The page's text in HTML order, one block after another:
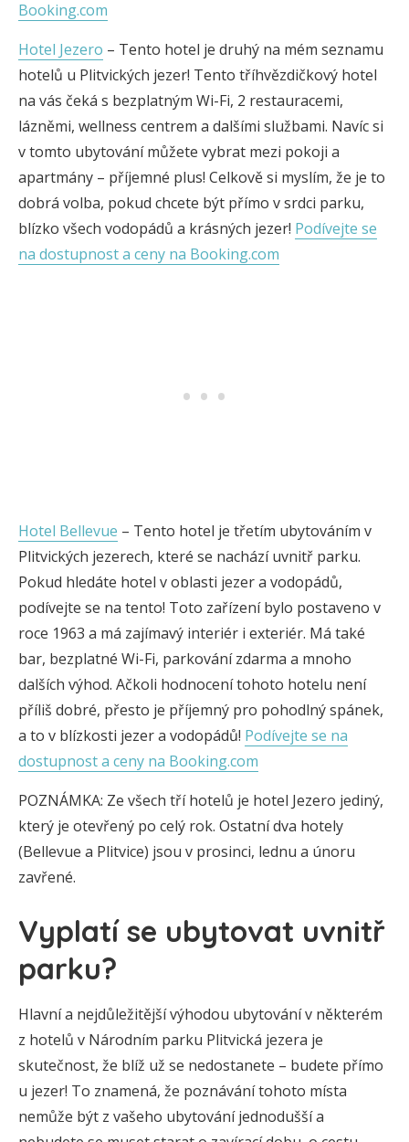
Booking.com
Hotel Jezero – Tento hotel je druhý na mém seznamu
hotelů u Plitvických jezer! Tento tříhvězdičkový hotel
na vás čeká s bezplatným Wi-Fi, 2 restauracemi,
lázněmi, wellness centrem a dalšími službami. Navíc si
v tomto ubytování můžete vybrat mezi pokoji a
apartmány – příjemné plus! Celkově si myslím, že je to
dobrá volba, pokud chcete být přímo v srdci parku,
blízko všech vodopádů a krásných jezer! Podívejte se
na dostupnost a ceny na Booking.com
Hotel Bellevue – Tento hotel je třetím ubytováním v
Plitvických jezerech, které se nachází uvnitř parku.
Pokud hledáte hotel v oblasti jezer a vodopádů,
podívejte se na tento! Toto zařízení bylo postaveno v
roce 1963 a má zajímavý interiér i exteriér. Má také
bar, bezplatné Wi-Fi, parkování zdarma a mnoho
dalších výhod. Ačkoli hodnocení tohoto hotelu není
příliš dobré, přesto je příjemný pro pohodlný spánek,
a to v blízkosti jezer a vodopádů! Podívejte se na
dostupnost a ceny na Booking.com
POZNÁMKA: Ze všech tří hotelů je hotel Jezero jediný,
který je otevřený po celý rok. Ostatní dva hotely
(Bellevue a Plitvice) jsou v prosinci, lednu a únoru
zavřené.
Vyplatí se ubytovat uvnitř
parku?
Hlavní a nejdůležitější výhodou ubytování v některém
z hotelů v Národním parku Plitvická jezera je
skutečnost, že blíž už se nedostanete – budete přímo
u jezer! To znamená, že poznávání tohoto místa
nemůže být z vašeho ubytování jednodušší a